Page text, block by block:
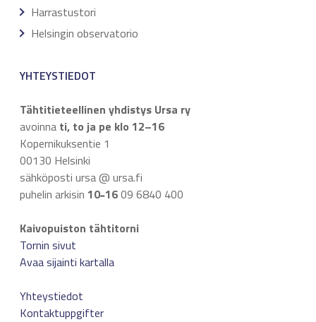
Harrastustori
Helsingin observatorio
YHTEYSTIEDOT
Tähtitieteellinen yhdistys Ursa ry
avoinna ti, to ja pe klo 12–16
Kopernikuksentie 1
00130 Helsinki
sähköposti ursa @ ursa.fi
puhelin arkisin 10–1609 6840 400
Kaivopuiston tähtitorni
Tornin sivut
Avaa sijainti kartalla
Yhteystiedot
Kontaktuppgifter